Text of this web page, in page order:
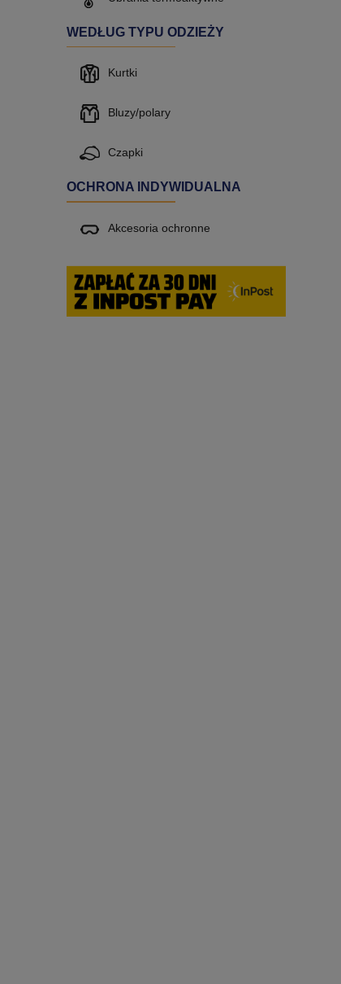
WEDŁUG TYPU ODZIEŻY
Kurtki
Bluzy/polary
Czapki
OCHRONA INDYWIDUALNA
Akcesoria ochronne